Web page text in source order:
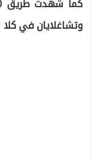
وتشاغلايان في كلا